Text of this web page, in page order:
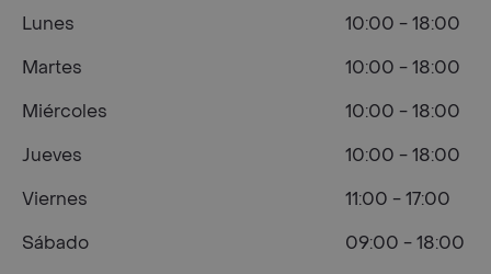
Lunes
10:00 - 18:00
Martes
10:00 - 18:00
Miércoles
10:00 - 18:00
Jueves
10:00 - 18:00
Viernes
11:00 - 17:00
Sábado
09:00 - 18:00